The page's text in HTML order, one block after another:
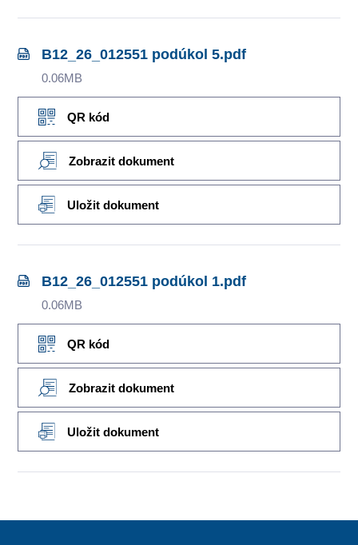
B12_26_012551 podúkol 5.pdf
0.06MB
QR kód
Zobrazit dokument
Uložit dokument
B12_26_012551 podúkol 1.pdf
0.06MB
QR kód
Zobrazit dokument
Uložit dokument